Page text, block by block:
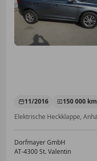
11/2016 150 000 km
Dorfmayer GmbH
AT-4300 St. Valentin